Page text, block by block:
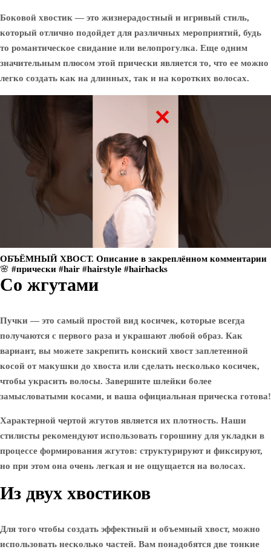
Боковой хвостик — это жизнерадостный и игривый стиль,
который отлично подойдет для различных мероприятий, будь
то романтическое свидание или велопрогулка. Еще одним
значительным плюсом этой прически является то, что ее можно
легко создать как на длинных, так и на коротких волосах.
ОБЪЁМНЫЙ ХВОСТ. Описание в закреплённом комментарии
🌸 #прически #hair #hairstyle #hairhacks
Со жгутами
Пучки — это самый простой вид косичек, которые всегда
получаются с первого раза и украшают любой образ. Как
вариант, вы можете закрепить конский хвост заплетенной
косой от макушки до хвоста или сделать несколько косичек,
чтобы украсить волосы. Завершите шлейки более
замысловатыми косами, и ваша официальная прическа готова!
Характерной чертой жгутов является их плотность. Наши
стилисты рекомендуют использовать горошину для укладки в
процессе формирования жгутов: структурируют и фиксируют,
но при этом она очень легкая и не ощущается на волосах.
Из двух хвостиков
Для того чтобы создать эффектный и объемный хвост, можно
использовать несколько частей. Вам понадобятся две тонкие